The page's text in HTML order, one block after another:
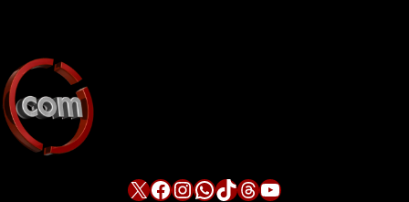
X Facebook InstagramWhatsApp TikTok Threads YouTube